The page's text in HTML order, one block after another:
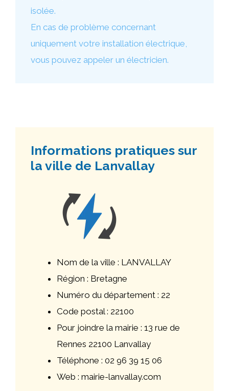
isolée.
En cas de problème concernant
uniquement votre installation électrique,
vous pouvez appeler un électricien.
Informations pratiques sur
la ville de Lanvallay
Nom de la ville : LANVALLAY
Région : Bretagne
Numéro du département : 22
Code postal : 22100
Pour joindre la mairie : 13 rue de
Rennes 22100 Lanvallay
Téléphone : 02 96 39 15 06
Web : mairie-lanvallay.com